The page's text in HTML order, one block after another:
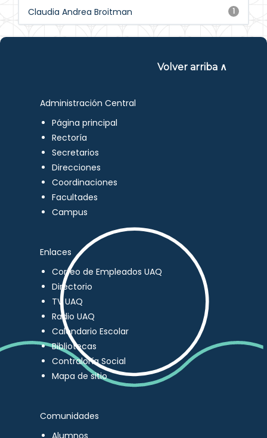
1
Claudia Andrea Broitman
Volver arriba ∧
Administración Central
Página principal
Rectoría
Secretarios
Direcciones
Coordinaciones
Facultades
Campus
Enlaces
Correo de Empleados UAQ
Directorio
TV UAQ
Radio UAQ
Calendario Escolar
Bibliotecas
Contraloría Social
Mapa de sitio
Comunidades
Alumnos